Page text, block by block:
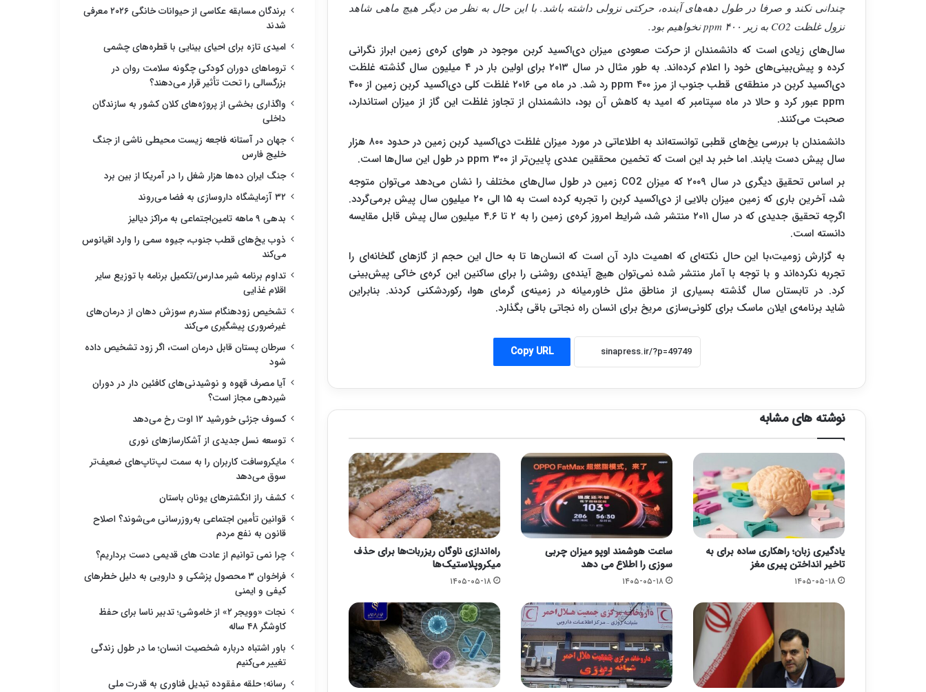
چندانی نکند و صرفا در طول دهه‌های آینده، حرکتی نزولی داشته باشد. با این حال به نظر من دیگر هیچ ماهی شاهد
نزول غلظت CO2 به زیر ۴۰۰ ppm نخواهیم بود.
سال‌های زیادی است که دانشمندان از حرکت صعودی میزان دی‌اکسید کربن موجود در هوای کره‌ی زمین ابراز نگرانی
کرده و پیش‌بینی‌های خود را اعلام کرده‌اند. به طور مثال در سال ۲۰۱۳ برای اولین بار در ۴ میلیون سال گذشته غلظت
دی‌اکسید کربن در منطقه‌ی قطب جنوب از مرز ۴۰۰ ppm رد شد. در ماه می ۲۰۱۶ غلظت کلی دی‌اکسید کربن زمین از ۴۰۰
ppm عبور کرد و حالا در ماه سپتامبر که امید به کاهش آن بود، دانشمندان از تجاوز غلظت این گاز از میزان استاندارد،
صحبت می‌کنند.
دانشمندان با بررسی یخ‌های قطبی توانسته‌اند به اطلاعاتی در مورد میزان غلظت دی‌اکسید کربن زمین در حدود ۸۰۰ هزار
سال پیش دست یابند. اما خبر بد این است که تخمین محققین عددی پایین‌تر از ۳۰۰ ppm در طول این سال‌ها است.
بر اساس تحقیق دیگری در سال ۲۰۰۹ که میزان CO2 زمین در طول سال‌های مختلف را نشان می‌دهد می‌توان متوجه
شد، آخرین باری که زمین میزان بالایی از دی‌اکسید کربن را تجربه کرده است به ۱۵ الی ۲۰ میلیون سال پیش برمی‌گردد.
اگرچه تحقیق جدیدی که در سال ۲۰۱۱ منتشر شد، شرایط امروز کره‌ی زمین را به ۲ تا ۴.۶ میلیون سال پیش قابل مقایسه
دانسته است.
به گزارش زومیت،با این حال نکته‌ای که اهمیت دارد آن است که انسان‌ها تا به حال این حجم از گازهای گلخانه‌ای را
تجربه‌ نکرده‌اند و با توجه با آمار منتشر شده نمی‌توان هیچ آینده‌ی روشنی را برای ساکنین این کره‌ی خاکی پیش‌بینی
کرد. در تابستان سال گذشته بسیاری از مناطق مثل خاورمیانه در زمینه‌ی گرمای هوا، رکوردشکنی‌ کردند. بنابراین
شاید برنامه‌ی ایلان ماسک برای کلونی‌سازی مریخ برای انسان راه نجاتی باقی بگذارد.
Copy URL
نوشته های مشابه
یادگیری زبان؛ راهکاری ساده برای به
تاخیر انداختن پیری مغز
۱۴۰۵-۰۵-۱۸
ساعت هوشمند اوپو میزان چربی
سوزی را اطلاع می دهد
۱۴۰۵-۰۵-۱۸
راه‌اندازی ناوگان ریزربات‌ها برای حذف
میکروپلاستیک‌ها
۱۴۰۵-۰۵-۱۸
برندگان مسابقه عکاسی از حیوانات خانگی ۲۰۲۶ معرفی
شدند
امیدی تازه برای احیای بینایی با قطره‌های چشمی
تروماهای دوران کودکی چگونه سلامت روان در
بزرگسالی را تحت تأثیر قرار می‌دهند؟
واگذاری بخشی از پروژه‌های کلان کشور به سازندگان
داخلی
جهان در آستانه فاجعه زیست محیطی ناشی از جنگ
خلیج فارس
جنگ ایران ده‌ها هزار شغل را در آمریکا از بین برد
۳۲ آزمایشگاه داروسازی به فضا می‌روند
بدهی ۹ ماهه تامین‌اجتماعی به مراکز دیالیز
ذوب یخ‌های قطب جنوب، جیوه سمی را وارد اقیانوس
می‌کند
تداوم برنامه شیر مدارس/تکمیل برنامه با توزیع سایر
اقلام غذایی
تشخیص زودهنگام سندرم سوزش دهان از درمان‌های
غیرضروری پیشگیری می‌کند
سرطان پستان قابل درمان است، اگر زود تشخیص داده
شود
آیا مصرف قهوه و نوشیدنی‌های کافئین دار در دوران
شیردهی مجاز است؟
کسوف جزئی خورشید ۱۲ اوت رخ می‌دهد
توسعه نسل جدیدی از آشکارسازهای نوری
مایکروسافت کاربران را به سمت لپ‌تاپ‌های ضعیف‌تر
سوق می‌دهد
کشف راز انگشترهای یونان باستان
قوانین تأمین اجتماعی به‌روزرسانی می‌شوند؟ اصلاح
قانون به نفع مردم
چرا نمی توانیم از عادت های قدیمی دست برداریم؟
فراخوان ۳ محصول پزشکی و دارویی به دلیل خطرهای
کیفی و ایمنی
نجات «وویجر ۲» از خاموشی؛ تدبیر ناسا برای حفظ
کاوشگر ۴۸ ساله
باور اشتباه درباره شخصیت انسان؛ ما در طول زندگی
تغییر می‌کنیم
رسانه؛ حلقه مفقوده تبدیل فناوری به قدرت ملی